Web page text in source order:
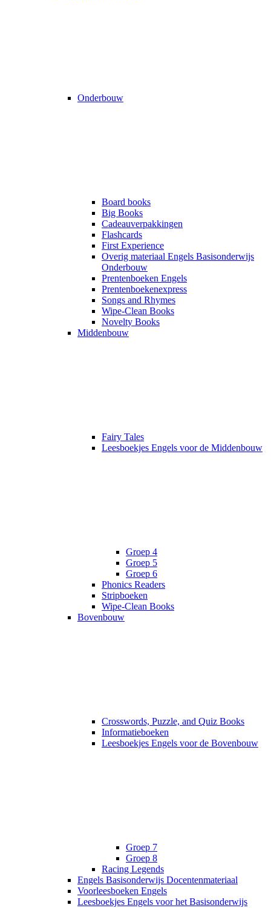
Onderbouw
Board books
Big Books
Cadeauverpakkingen
Flashcards
First Experience
Overig materiaal Engels Basisonderwijs
Onderbouw
Prentenboeken Engels
Prentenboekenexpress
Songs and Rhymes
Wipe-Clean Books
Novelty Books
Middenbouw
Fairy Tales
Leesboekjes Engels voor de Middenbouw
Groep 4
Groep 5
Groep 6
Phonics Readers
Stripboeken
Wipe-Clean Books
Bovenbouw
Crosswords, Puzzle, and Quiz Books
Informatieboeken
Leesboekjes Engels voor de Bovenbouw
Groep 7
Groep 8
Racing Legends
Engels Basisonderwijs Docentenmateriaal
Voorleesboeken Engels
Leesboekjes Engels voor het Basisonderwijs